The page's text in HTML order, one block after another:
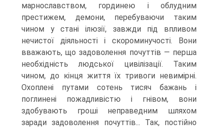
марнославством, гординею і облудним
престижем, демони, перебуваючи таким
чином у стані ілюзії, завжди під впливом
нечистої діяльності і скороминучості. Вони
вважають, що задоволення почуттів — перша
необхідність людської цивілі­зації. Таким
чином, до кінця життя їх тривоги невимірні.
Охоплені путами со­тень тисяч бажань і
поглинені пожадливістю і гнівом, вони
здобувають гроші неправедним шляхом
заради задоволення почуттів... Так, постійно